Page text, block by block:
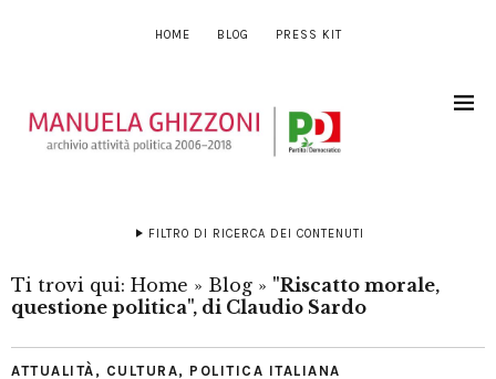
HOME BLOG PRESS KIT
FILTRO DI RICERCA DEI CONTENUTI
Ti trovi qui: Home » Blog » "Riscatto morale,
questione politica", di Claudio Sardo
ATTUALITÀ , CULTURA, POLITICA ITALIANA